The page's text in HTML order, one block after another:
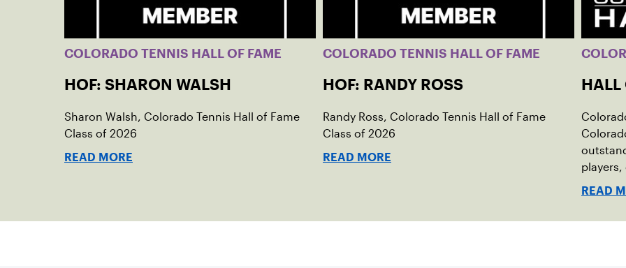
COLORADO TENNIS HALL OF FAME
HOF: SHARON WALSH
Sharon Walsh, Colorado Tennis Hall of Fame
Class of 2026
READ MORE
COLORADO TENNIS HALL OF FAME
HOF: RANDY ROSS
Randy Ross, Colorado Tennis Hall of Fame
Class of 2026
READ MORE
HALL
READ